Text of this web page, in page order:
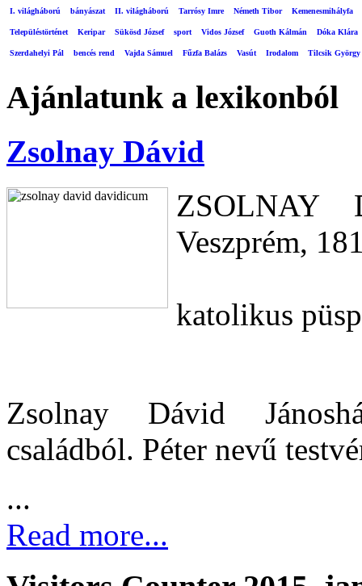
I. világháború bányászat II. világháború Tarrósy Imre Németh Tibor Kemenesmihályfa
Településtörténet Keripar Sükösd József sport Vidos József Guoth Kálmán Dóka Klára
Szerdahelyi Pál bencés rend Vajda Sámuel Fűzfa Balázs Vasút Irodalom Tilcsik György
Ajánlatunk a lexikonból
Zsolnay Dávid
ZSOLNAY
Veszprém,
katolikus
Zsolnay Dávid
családból. Péter nevű
...
Read more...